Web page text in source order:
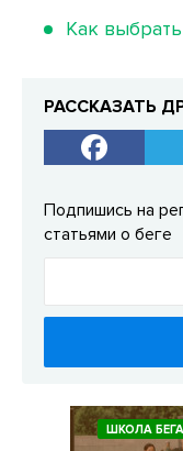
Как
РАССКАЗАТЬ
Подпишись на
статьями о беге
ШКОЛА БЕГА